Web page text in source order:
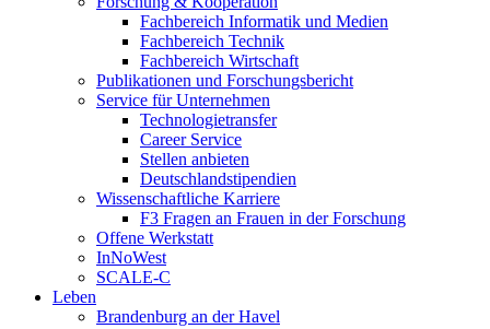
Fachbereich Informatik und Medien
Fachbereich Technik
Fachbereich Wirtschaft
Publikationen und Forschungsbericht
Service für Unternehmen
Technologietransfer
Career Service
Stellen anbieten
Deutschlandstipendien
Wissenschaftliche Karriere
F3 Fragen an Frauen in der Forschung
Offene Werkstatt
InNoWest
SCALE-C
Leben
Brandenburg an der Havel